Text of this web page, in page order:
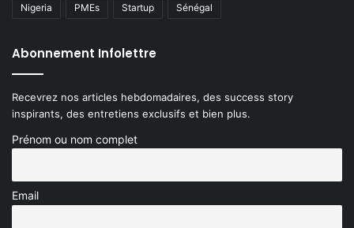
Nigeria PMEs Startup Sénégal
Abonnement Infolettre
Recevrez nos articles hebdomadaires, des success story
inspirants, des entretiens exclusifs et bien plus.
Prénom ou nom complet
Email